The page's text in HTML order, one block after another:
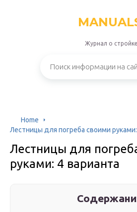
Журнал о стройке
Home
Лестницы для погреба своими
Лестницы для
руками: 4 варианта